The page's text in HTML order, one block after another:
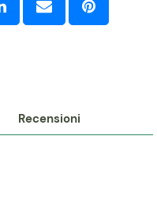
Recensioni